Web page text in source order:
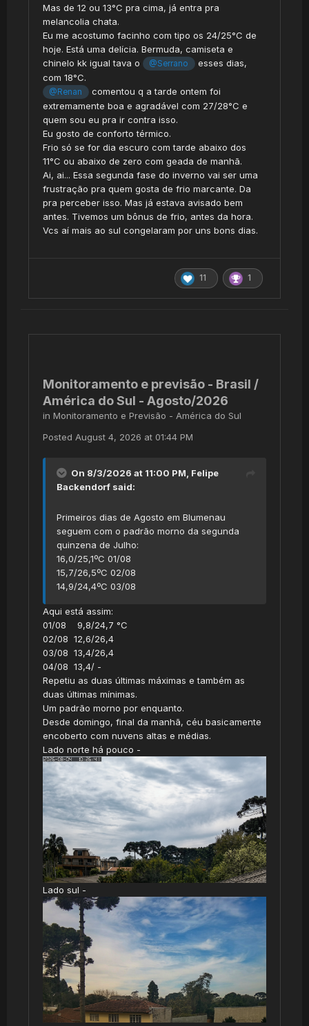
Mas de 12 ou 13°C pra cima, já entra pra
melancolia chata.
Eu me acostumo facinho com tipo os 24/25°C de
hoje. Está uma delícia. Bermuda, camiseta e
chinelo kk igual tava o
@Serrano
esses dias,
com 18°C.
@Renan
comentou q a tarde ontem foi
extremamente boa e agradável com 27/28°C e
quem sou eu pra ir contra isso.
Eu gosto de conforto térmico.
Frio só se for dia escuro com tarde abaixo dos
11°C ou abaixo de zero com geada de manhã.
Ai, ai... Essa segunda fase do inverno vai ser uma
frustração pra quem gosta de frio marcante. Da
pra perceber isso. Mas já estava avisado bem
antes. Tivemos um bônus de frio, antes da hora.
Vcs aí mais ao sul congelaram por uns bons dias.
11 1
Monitoramento e previsão - Brasil /
América do Sul - Agosto/2026
in Monitoramento e Previsão - América do Sul
Posted August 4, 2026 at 01:44 PM
On 8/3/2026 at 11:00 PM, Felipe
Backendorf said:
Primeiros dias de Agosto em Blumenau
seguem com o padrão morno da segunda
quinzena de Julho:
16,0/25,1ºC 01/08
15,7/26,5ºC 02/08
14,9/24,4ºC 03/08
Aqui está assim:
01/08 9,8/24,7 °C
02/08 12,6/26,4
03/08 13,4/26,4
04/08 13,4/ -
Repetiu as duas últimas máximas e também as
duas últimas mínimas.
Um padrão morno por enquanto.
Desde domingo, final da manhã, céu basicamente
encoberto com nuvens altas e médias.
Lado norte há pouco -
Lado sul -